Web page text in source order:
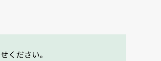
ください。